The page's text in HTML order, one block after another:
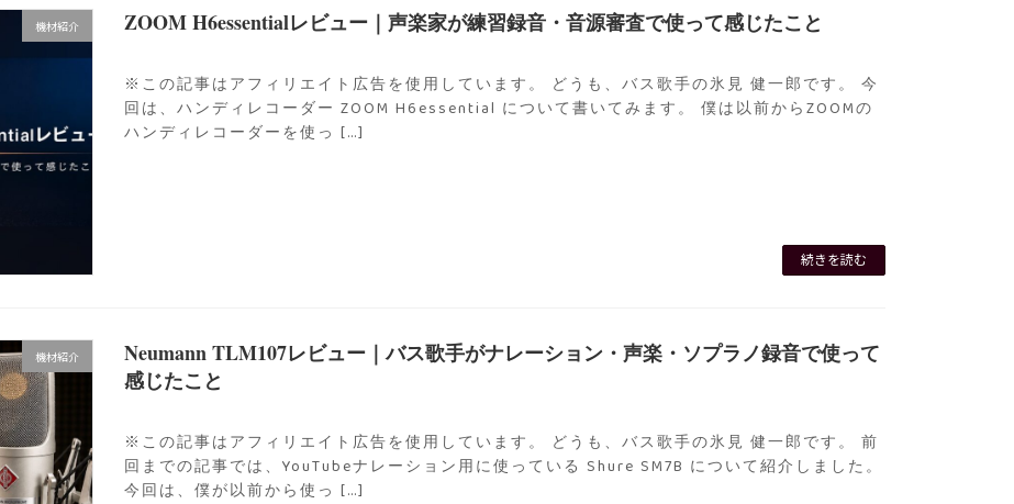
機材紹介 ZOOM H6essentialレビュー｜声楽家が練習録音・音源審査で使って感じたこと
※この記事はアフィリエイト広告を使用しています。 どうも、バス歌手の氷見 健一郎です。 今
回は、ハンディレコーダー ZOOM H6essential について書いてみます。 僕は以前からZOOMの
ハンディレコーダーを使っ […]
続きを読む
機材紹介
Neumann TLM107レビュー｜バス歌手がナレーション・声楽・ソプラノ録音で使って
感じたこと
※この記事はアフィリエイト広告を使用しています。 どうも、バス歌手の氷見 健一郎です。 前
回までの記事では、YouTubeナレーション用に使っている Shure SM7B について紹介しました。
今回は、僕が以前から使っ […]